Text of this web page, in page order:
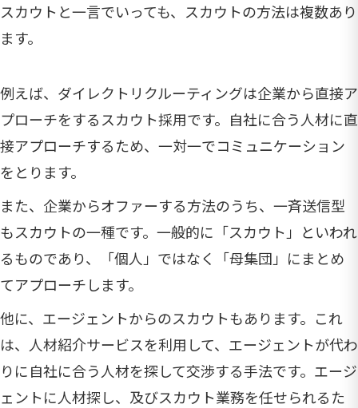
スカウトと一言でいっても、スカウトの方法は複数あり
ます。
例えば、ダイレクトリクルーティングは企業から直接ア
プローチをするスカウト採用です。自社に合う人材に直
接アプローチするため、一対一でコミュニケーション
をとります。
また、企業からオファーする方法のうち、一斉送信型
もスカウトの一種です。一般的に「スカウト」といわれ
るものであり、「個人」ではなく「母集団」にまとめ
てアプローチします。
他に、エージェントからのスカウトもあります。これ
は、人材紹介サービスを利用して、エージェントが代わ
りに自社に合う人材を探して交渉する手法です。エージ
ェントに人材探し、及びスカウト業務を任せられるた